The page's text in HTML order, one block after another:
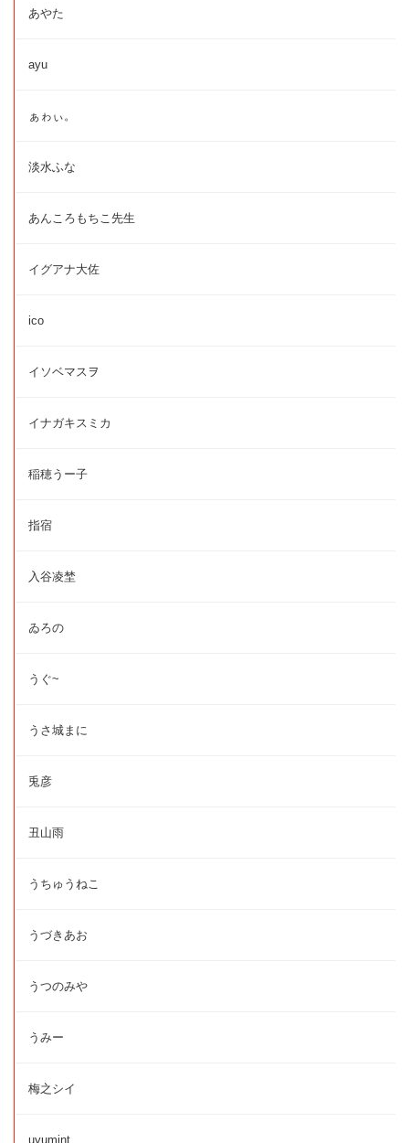
あやた
ayu
ぁゎぃ。
淡水ふな
あんころもちこ先生
イグアナ大佐
ico
イソベマスヲ
イナガキスミカ
稲穂うー子
指宿
入谷凌埜
ゐろの
うぐ~
うさ城まに
兎彦
丑山雨
うちゅうねこ
うづきあお
うつのみや
うみー
梅之シイ
uyumint